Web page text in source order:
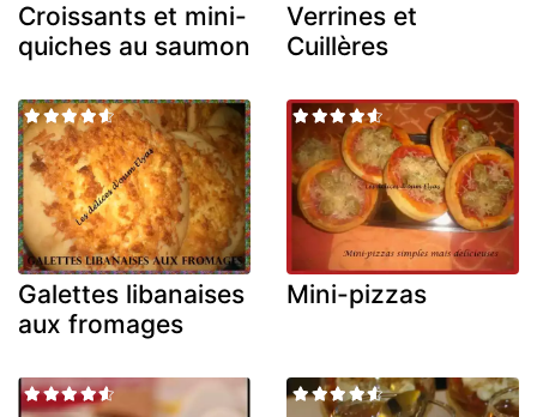
Croissants et mini-
quiches au saumon
Verrines et
Cuillères
Galettes libanaises
aux fromages
Mini-pizzas